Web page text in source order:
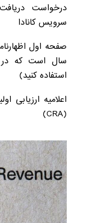
درخواست
سرویس کانادا
صفحه اول
سال است که در
استفاده کنید)
اعلامیه ارزیابی
(CRA)